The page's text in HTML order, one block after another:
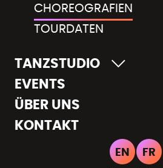
CHOREOGRAFIEN
TOURDATEN
TANZSTUDIO
EVENTS
ÜBER UNS
KONTAKT
EN FR